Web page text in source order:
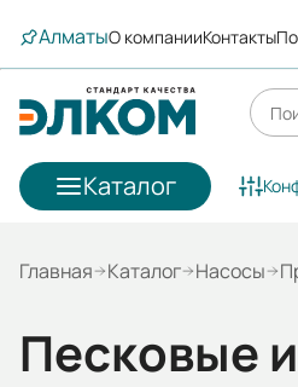
АлматыО компанииКонтакты
Каталог
Главная Каталог Насосы
Песковые